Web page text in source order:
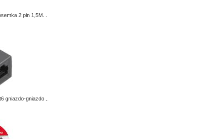
2 pin 1,5M...
gniazdo-gniazdo...